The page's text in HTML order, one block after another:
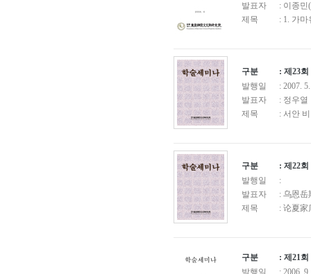
발표자
: 이종민
제목
: 1. 가
구분
: 제23
발행일
: 2007.
발표자
: 정우열
제목
: 서안
구분
: 제22
발행일
:
발표자
: 乌恩岳
제목
: 论夏
구분
: 제21
발행일
: 2006.